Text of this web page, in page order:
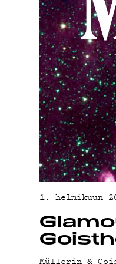
1. helmikuun
Müllerin &